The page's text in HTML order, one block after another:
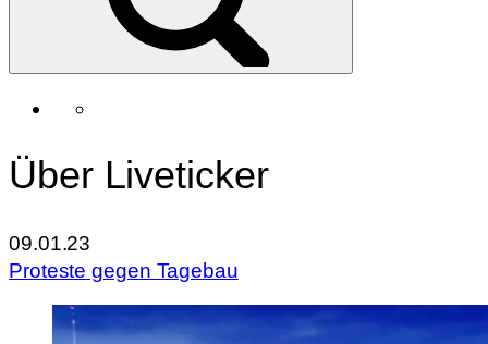
Über Liveticker
09.01.23
Proteste gegen Tagebau